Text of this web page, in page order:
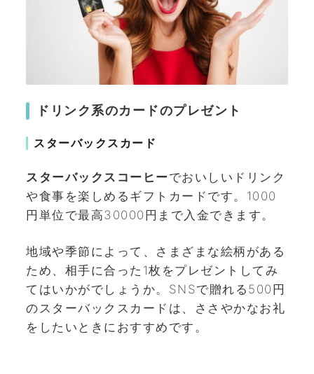
ドリンク系のカードのプレゼント
スターバックスカード
スターバックスコーヒーでおいしいドリンク
や食事を楽しめるギフトカードです。1000
円単位で最高30000円まで入金できます。
地域や季節によって、さまざまな絵柄がある
ため、相手に合った1枚をプレゼントしてみ
てはいかがでしょうか。SNSで贈れる500円
のスターバックスカードは、ささやかなお礼
をしたいときにおすすめです。